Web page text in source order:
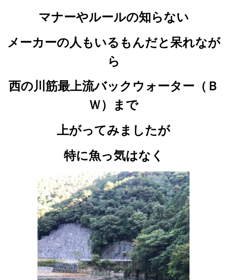
マナーやルールの知らない
メーカーの人もいるもんだと 呆れなが
ら
西の川筋最上流バックウォーター（Ｂ
Ｗ）まで
上がってみましたが
特に魚っ気はなく